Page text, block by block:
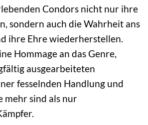
Condors nicht nur ihre
sondern auch die Wahrheit ans
ihre Ehre wiederherstellen.
Hommage an das Genre,
ausgearbeiteten
fesselnden Handlung und
mehr sind als nur